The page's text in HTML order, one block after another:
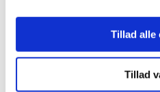
Tillad alle
Tillad
2012 (44)